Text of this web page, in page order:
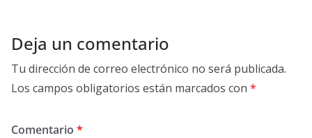
Deja un comentario
Tu dirección de correo electrónico no será publicada.
Los campos obligatorios están marcados con *
Comentario *